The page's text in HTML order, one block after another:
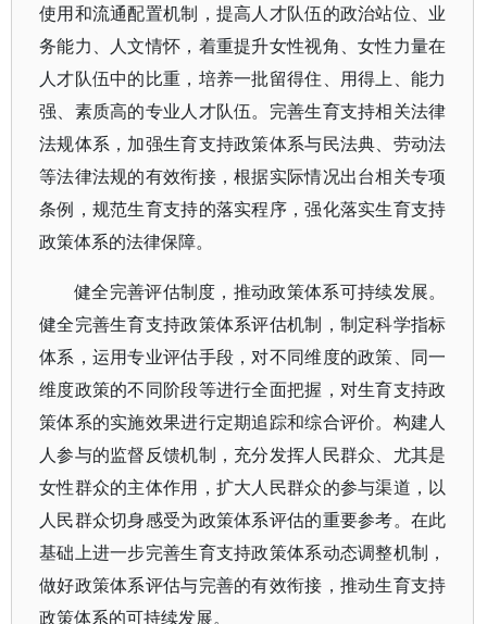
使用和流通配置机制，提高人才队伍的政治站位、业
务能力、人文情怀，着重提升女性视角、女性力量在
人才队伍中的比重，培养一批留得住、用得上、能力
强、素质高的专业人才队伍。完善生育支持相关法律
法规体系，加强生育支持政策体系与民法典、劳动法
等法律法规的有效衔接，根据实际情况出台相关专项
条例，规范生育支持的落实程序，强化落实生育支持
政策体系的法律保障。
健全完善评估制度，推动政策体系可持续发展。
健全完善生育支持政策体系评估机制，制定科学指标
体系，运用专业评估手段，对不同维度的政策、同一
维度政策的不同阶段等进行全面把握，对生育支持政
策体系的实施效果进行定期追踪和综合评价。构建人
人参与的监督反馈机制，充分发挥人民群众、尤其是
女性群众的主体作用，扩大人民群众的参与渠道，以
人民群众切身感受为政策体系评估的重要参考。在此
基础上进一步完善生育支持政策体系动态调整机制，
做好政策体系评估与完善的有效衔接，推动生育支持
政策体系的可持续发展。